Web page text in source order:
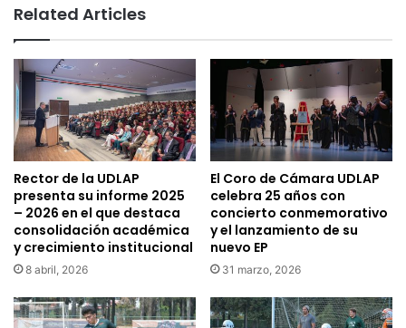
Related Articles
Rector de la UDLAP
presenta su informe 2025
– 2026 en el que destaca
consolidación académica
y crecimiento institucional
8 abril, 2026
El Coro de Cámara UDLAP
celebra 25 años con
concierto conmemorativo
y el lanzamiento de su
nuevo EP
31 marzo, 2026